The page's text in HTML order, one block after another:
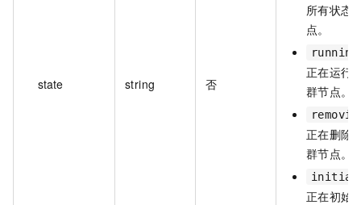
state string 否
所有状态
点。
running
正在运行
群节点。
正在删除
群节点。
initial
正在初始